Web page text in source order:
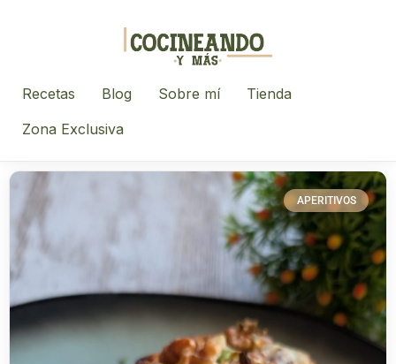
Recetas Blog Sobre mí
Tienda
Zona Exclusiva
APERITIVOS